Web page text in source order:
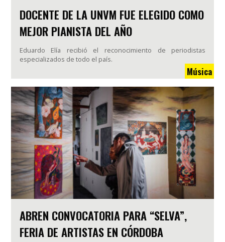
DOCENTE DE LA UNVM FUE ELEGIDO COMO
MEJOR PIANISTA DEL AÑO
Eduardo Elía recibió el reconocimiento de periodistas
especializados de todo el país.
Música
ABREN CONVOCATORIA PARA “SELVA”,
FERIA DE ARTISTAS EN CÓRDOBA